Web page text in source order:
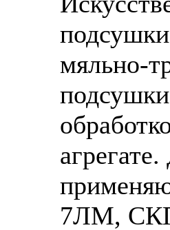
мяльно-
7ЛМ,